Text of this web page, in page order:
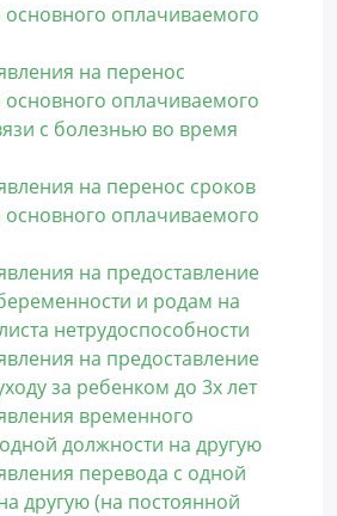
основного оплачиваемого
на перенос
основного оплачиваемого
с болезнью во время
на перенос сроков
основного оплачиваемого
на предоставление
и родам на
нетрудоспособности
на предоставление
за ребенком до 3х лет
временного
должности на другую
перевода с одной
другую (на постоянной